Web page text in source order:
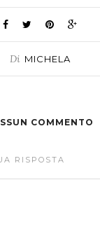
Di MICHELA
COMMENTO
RISPOSTA